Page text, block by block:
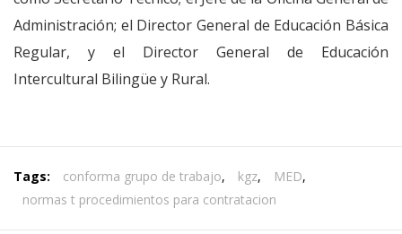
Administración; el Director General de Educación Básica
Regular, y el Director General de Educación
Intercultural Bilingüe y Rural.
Tags: conforma grupo de trabajo, kgz, MED,
normas t procedimientos para contratacion